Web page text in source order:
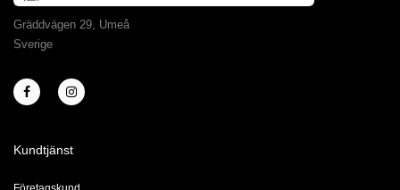
Gräddvägen 29, Umeå
Sverige
Kundtjänst